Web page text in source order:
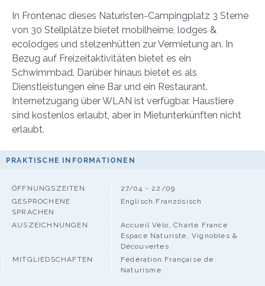
In Frontenac dieses Naturisten-Campingplatz 3 Sterne
von 30 Stellplätze bietet mobilheime, lodges &
ecolodges und stelzenhütten zur Vermietung an. In
Bezug auf Freizeitaktivitäten bietet es ein
Schwimmbad. Darüber hinaus bietet es als
Dienstleistungen eine Bar und ein Restaurant.
Internetzugang über WLAN ist verfügbar. Haustiere
sind kostenlos erlaubt, aber in Mietunterkünften nicht
erlaubt.
PRAKTISCHE INFORMATIONEN
ÖFFNUNGSZEITEN
27/04 - 22/09
GESPROCHENE
SPRACHEN
Englisch,Französisch
AUSZEICHNUNGEN
Accueil Vélo, Charte France
Espace Naturiste, Vignobles &
Découvertes
MITGLIEDSCHAFTEN
Fédération Française de
Naturisme